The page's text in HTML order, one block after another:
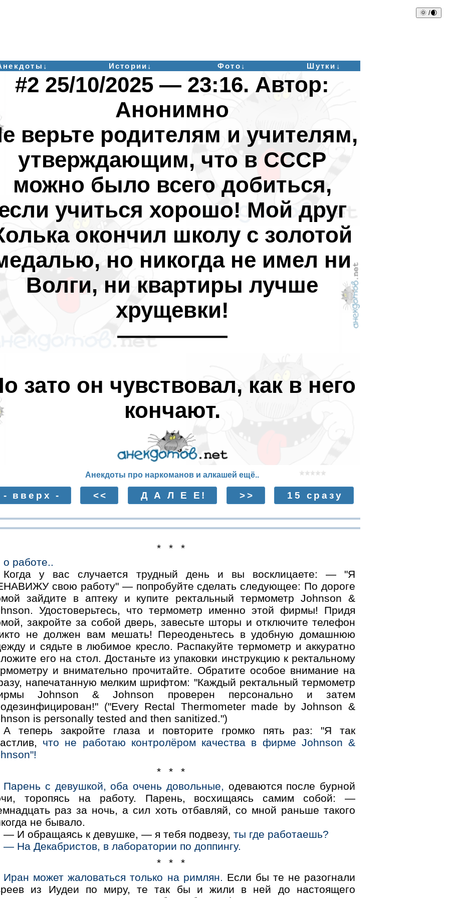
🌞 /🌒
Истории↓ Фото↓ Шутки↓
#2 25/10/2025 — 23:16. Автор:
Анонимно
верьте родителям и учителям,
утверждающим, что в СССР
можно было всего добиться,
учиться хорошо! Мой друг
окончил школу с золотой
но никогда не имел ни
Волги, ни квартиры лучше
хрущевки!
—————
зато он чувствовал, как в него
кончают.
Анекдоты про наркоманов и алкашей ещё..
- вверх - << Д А Л Е Е! >> 15 сразу
* * *
о работе..
Когда у вас случается трудный день и вы восклицаете: — "Я
свою работу" — попробуйте сделать следующее: По дороге
зайдите в аптеку и купите ректальный термометр Jоhnsоn &
Удостоверьтесь, что термометр именно этой фирмы! Придя
закройте за собой дверь, завесьте шторы и отключите телефон
не должен вам мешать! Переоденьтесь в удобную домашнюю
и сядьте в любимое кресло. Распакуйте термометр и аккуратно
его на стол. Достаньте из упаковки инструкцию к ректальному
и внимательно прочитайте. Обратите особое внимание на
напечатанную мелким шрифтом: "Каждый ректальный термометр
Jоhnsоn & Jоhnsоn проверен персонально и затем
("Еvеrу Rесtаl Тhеrmоmеtеr mаdе bу Jоhnsоn &
is реrsоnаllу tеstеd аnd thеn sаnitizеd.")
А теперь закройте глаза и повторите громко пять раз: "Я так
что не работаю контролёром качества в фирме Jоhnsоn &
* * *
Парень с девушкой, оба очень довольные, одеваются после бурной
торопясь на работу. Парень, восхищаясь самим собой: —
раз за ночь, а сил хоть отбавляй, со мной раньше такого
не бывало.
— И обращаясь к девушке, — я тебя подвезу,ты где работаешь?
— На Декабристов, в лаборатории по доппингу.
* * *
Иран может жаловаться только на римлян. Если бы те не разогнали
из Иудеи по миру, те так бы и жили в ней до настоящего